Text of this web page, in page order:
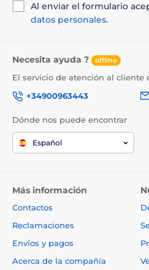
Peso y
gramos. Las
son: alto 11 cm; ancho 5 cm;
gramos.
carácter ilustrativo.
El producto aparece en
Collares de adiestramiento
Al enviar el formulario
datos personales.
Necesita ayuda ? offline
El servicio de atención al cliente
+34900963443
Dónde nos puede encontrar
Español
Más información
Contactos
Reclamaciones
Envíos y pagos
Acerca de la compañía